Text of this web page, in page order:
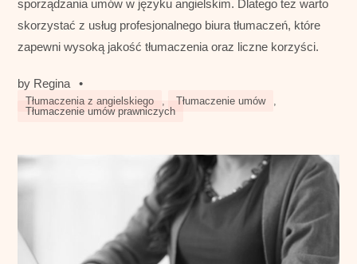
sporządzania umów w języku angielskim. Dlatego też warto
skorzystać z usług profesjonalnego biura tłumaczeń, które
zapewni wysoką jakość tłumaczenia oraz liczne korzyści.
by Regina •
Tłumaczenia z angielskiego , Tłumaczenie umów
,
Tłumaczenie umów prawniczych